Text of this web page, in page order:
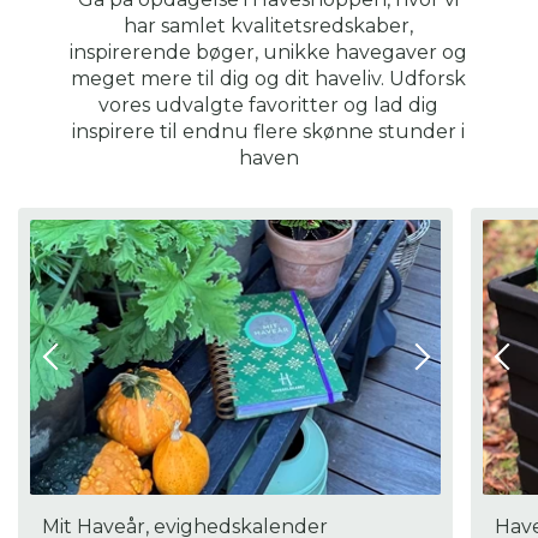
19 cm lang, heraf skæreflade 4,5 cm. Vægt 110 gram.
har samlet kvalitetsredskaber,
inspirerende bøger, unikke havegaver og
meget mere til dig og dit haveliv. Udforsk
vores udvalgte favoritter og lad dig
inspirere til endnu flere skønne stunder i
haven
Mit Haveår, evighedskalender